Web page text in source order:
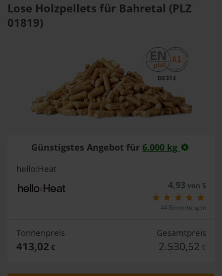
Lose Holzpellets für Bahretal (PLZ
01819)
DE314
Günstigstes Angebot für 6.000 kg
hello:Heat
4,93 von 5
44 Bewertungen
Tonnenpreis
413,02 €
Gesamtpreis
2.530,52 €